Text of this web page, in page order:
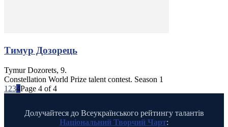
Тимур Дозорець
Tymur Dozorets, 9.
Constellation World Prize talent contest. Season 1
1 234Page 4 of 4
Долучайтеся до Всеукраїнського рейтингу талантів
Національний Творчий Чарт: